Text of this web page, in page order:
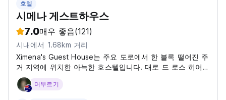
호텔
시메나 게스트하우스
7.0매우 좋음(121)
시내에서 1.68km 거리
Ximena's Guest House는 주요 도로에서 한 블록 떨어진 주
거 지역에 위치한 아늑한 호스텔입니다. 대로 드 로스 히어로
즈.
머무르기